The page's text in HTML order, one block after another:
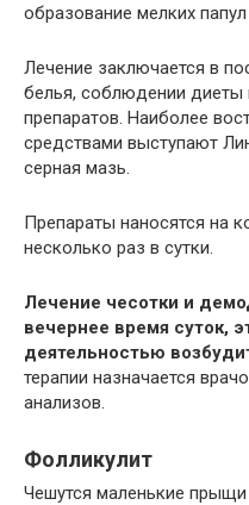
образование мелких
Лечение заключается в
белья, соблюдении диеты
препаратов. Наиболее
средствами выступают
серная мазь.
Препараты наносятся на
несколько раз в сутки.
Лечение чесотки и
вечернее время суток,
деятельностью
терапии назначается
анализов.
Фолликулит
Чешутся маленькие